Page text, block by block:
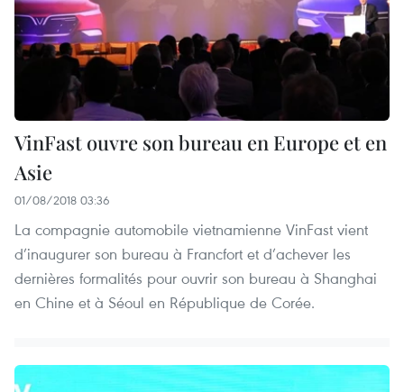
VinFast ouvre son bureau en Europe et en
Asie
01/08/2018 03:36
La compagnie automobile vietnamienne VinFast vient
d’inaugurer son bureau à Francfort et d’achever les
dernières formalités pour ouvrir son bureau à Shanghai
en Chine et à Séoul en République de Corée.